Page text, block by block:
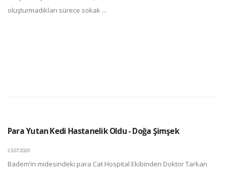
oluşturmadıkları sürece sokak ...
Para Yutan Kedi Hastanelik Oldu - Doğa Şimşek
23.07.2020
Badem’in midesindeki para Cat Hospital Ekibinden Doktor Tarkan